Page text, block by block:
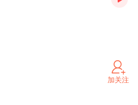
加关注